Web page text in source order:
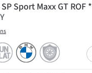
Sport Maxx GT ROF *